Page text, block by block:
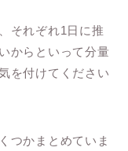
それぞれ1日に推
からといって分量
を付けてください
つかまとめていま